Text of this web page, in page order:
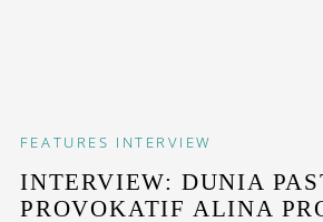
FEATURES INTERVIEW
INTERVIEW: DUNIA
PROVOKATIF ALINA